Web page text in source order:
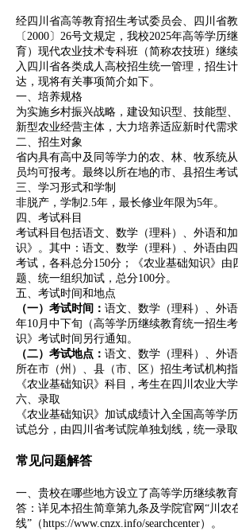
经四川省高等教育招生考试委员会、四川省
〔2000〕26号文规定，我校2025年高等学历
育）现代农业技术专科班（简称农技班）继
入四川省各类成人高校招生统一管理，招生
达，现将有关事项简介如下。
一、培养规格
为实施乡村振兴战略，建设知识型、技能型
新型农业经营主体，大力培养适应新时代需求
二、招生对象
省内具有高中及同等学力的农、林、牧系统
员均可报考。最终以所在地的市、县招生考
三、学习形式和学制
非脱产，学制2.5年，最长修业年限为5年。
四、考试科目
考试科目包括语文、数学（理科）、外语和
识》。其中：语文、数学（理科）、外语由
考试，各科总分150分；《农业基础知识》由
题、统一组织加试，总分100分。
五、考试时间和地点
（一）考试时间： 语文、数学（理科）、外
年10月中下旬（高等学历继续教育统一招生
识》考试时间另行通知。
（二）考试地点： 语文、数学（理科）、外
所在市（州）、县（市、区）招生考试机构
《农业基础知识》科目，考生在四川农业大
六、录取
《农业基础知识》加试成绩计入全国高等学
试总分，由四川省考试院单独划线，统一录取
常见问题解答
一、贵校在哪些地方设立了高等学历继续教
答：详见本招生简章第九条及学院官网“川农
线”（https://www.cnzx.info/searchcenter）。